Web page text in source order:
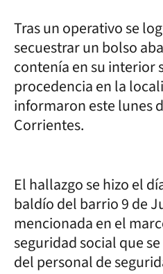
Tras un operativo se
secuestrar un bolso
contenía en su interior
procedencia en la
informaron este lunes
Corrientes.
El hallazgo se hizo el
baldío del barrio 9 de
mencionada en el
seguridad social que
del personal de